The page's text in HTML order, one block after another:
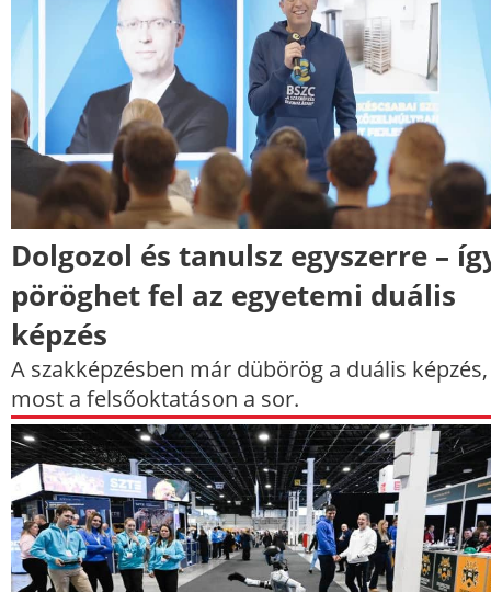
Dolgozol és tanulsz egyszerre –
pöröghet fel az egyetemi duális
képzés
A szakképzésben már dübörög a duális képzés,
most a felsőoktatáson a sor.